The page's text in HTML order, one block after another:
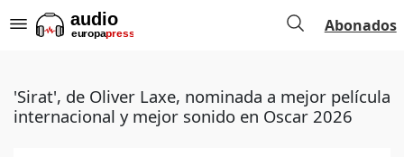
Abonados
'Sirat', de Oliver Laxe, nominada a mejor película
internacional y mejor sonido en Oscar 2026